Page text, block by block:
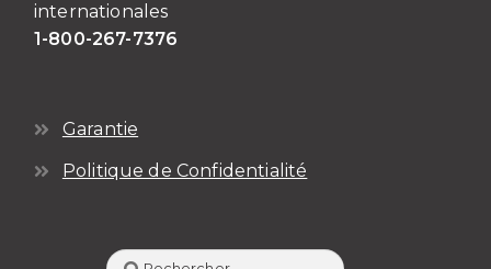
internationales
1-800-267-7376
Garantie
Politique de Confidentialité
Rechercher :